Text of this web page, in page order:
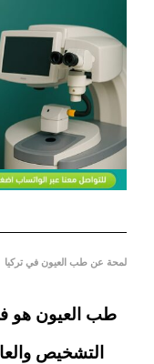
لمحة عن طب العيون في تركيا
طب العيون هو
التشخيص